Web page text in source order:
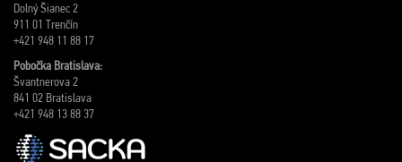
Dolný Šianec 2
911 01 Trenčín
+421 948 11 88 17
Pobočka Bratislava:
Švantnerova 2
841 02 Bratislava
+421 948 13 88 37